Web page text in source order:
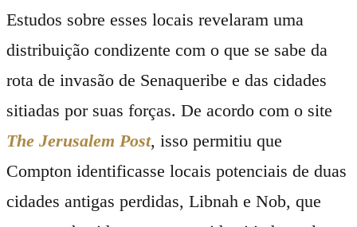
Estudos sobre esses locais revelaram uma
distribuição condizente com o que se sabe da
rota de invasão de Senaqueribe e das cidades
sitiadas por suas forças. De acordo com o site
The Jerusalem Post, isso permitiu que
Compton identificasse locais potenciais de duas
cidades antigas perdidas, Libnah e Nob, que